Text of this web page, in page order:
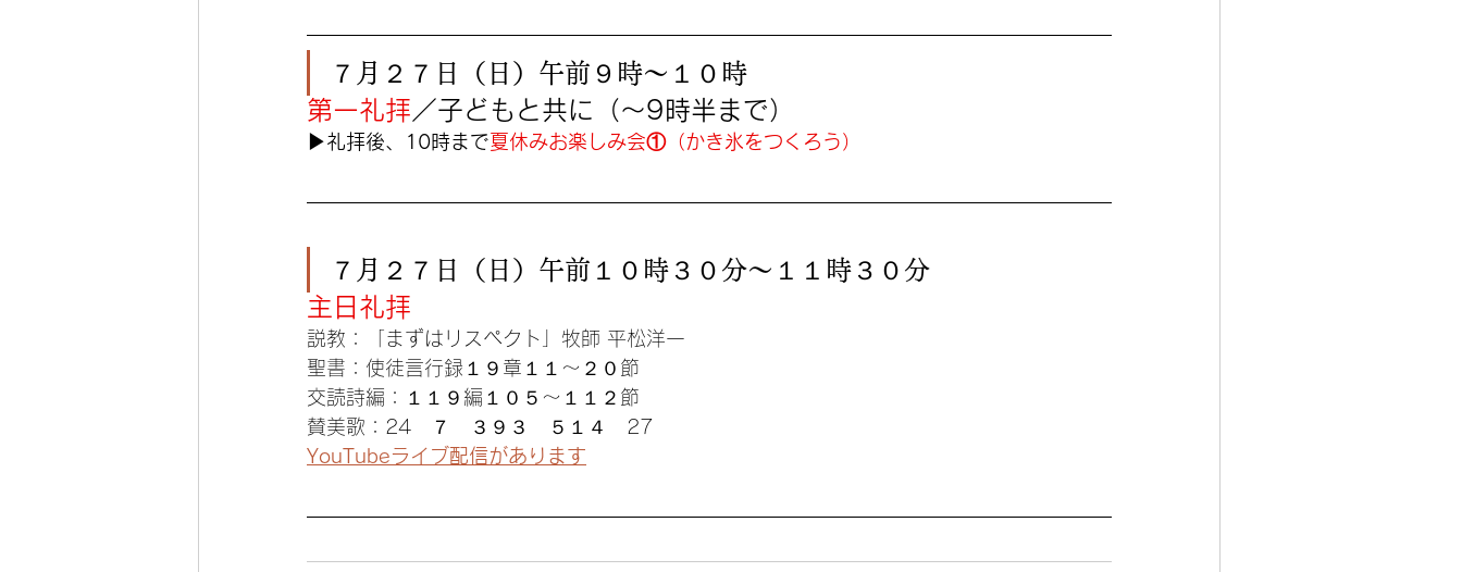
７月２７日（日）午前９時〜１０時
第一礼拝 ／子どもと共に（〜9時半まで）
▶︎礼拝後、10時まで夏休みお楽しみ会①（かき氷をつくろう）
７月２７日（日）午前１０時３０分〜１１時３０分
主日礼拝
説教：「まずはリスペクト」牧師 平松洋一
聖書：使徒言行録１９章１１〜２０節
交読詩編：１１９編１０５〜１１２節
賛美歌：24　７　３９３　５１４　27
YouTubeライブ配信があります